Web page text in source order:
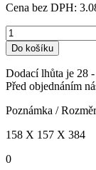
Cena bez DPH:
Do košíku
Dodací lhůta je 28
Před objednáním
Poznámka / Rozměr
158 X 157 X 384
0